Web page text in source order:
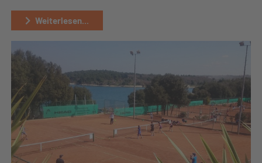
Weiterlesen...